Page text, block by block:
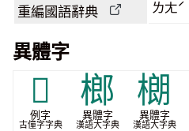
重編國語辭典 ㄌㄤˊ
異體字
𪳄
例字
古僮字字典
榔
異體字
漢語大字典
樃
異體字
漢語大字典